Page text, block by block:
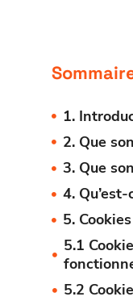
1.
2. Que
3. Que
4.
5. Cookies
5.1
5.2